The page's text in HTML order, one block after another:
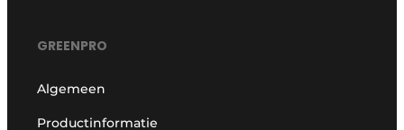
GREENPRO
Algemeen
Productinformatie